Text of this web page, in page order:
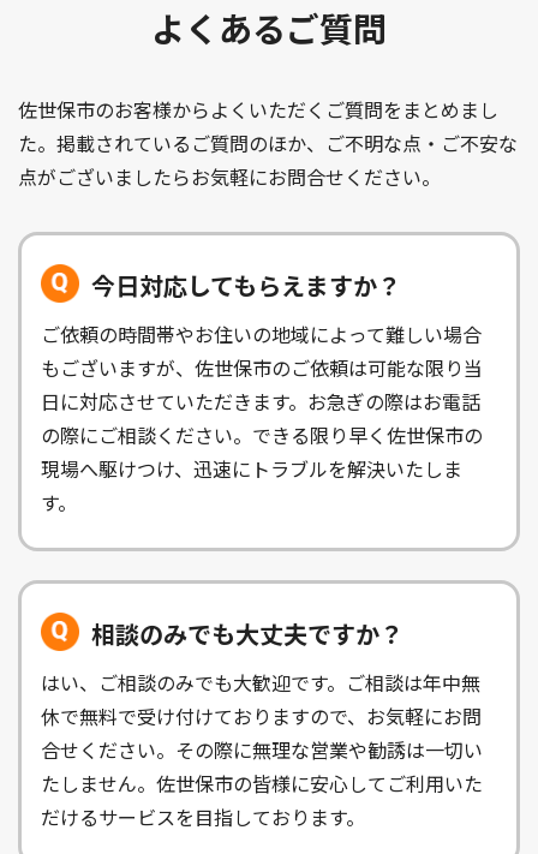
よくあるご質問
佐世保市のお客様からよくいただくご質問をまとめまし
た。掲載されているご質問のほか、ご不明な点・ご不安な
点がございましたらお気軽にお問合せください。
今日対応してもらえますか？
ご依頼の時間帯やお住いの地域によって難しい場合
もございますが、佐世保市のご依頼は可能な限り当
日に対応させていただきます。お急ぎの際はお電話
の際にご相談ください。できる限り早く佐世保市の
現場へ駆けつけ、迅速にトラブルを解決いたしま
す。
相談のみでも大丈夫ですか？
はい、ご相談のみでも大歓迎です。ご相談は年中無
休で無料で受け付けておりますので、お気軽にお問
合せください。その際に無理な営業や勧誘は一切い
たしません。佐世保市の皆様に安心してご利用いた
だけるサービスを目指しております。